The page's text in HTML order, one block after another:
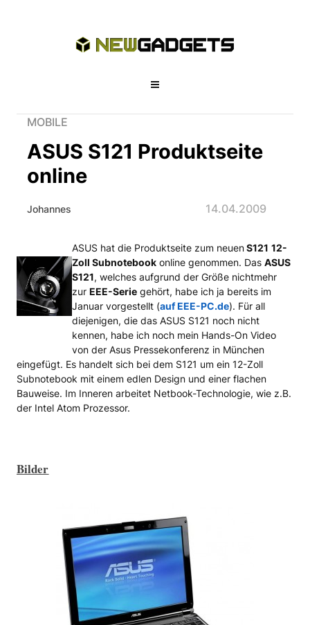
MOBILE
ASUS S121 Produktseite
online
Johannes 14.04.2009
ASUS S121 Produktseite online
ASUS hat die Produktseite zum neuenS121 12-
Zoll Subnotebookonline genommen. Das ASUS
S121, welches aufgrund der Größe nichtmehr
zur EEE-Seriegehört, habe ich ja bereits im
Januar vorgestellt (auf EEE-PC.de). Für all
diejenigen, die das ASUS S121 noch nicht
kennen, habe ich noch mein Hands-On Video
von der Asus Pressekonferenz in München
eingefügt. Es handelt sich bei dem S121 um ein 12-Zoll
Subnotebook mit einem edlen Design und einer flachen
Bauweise. Im Inneren arbeitet Netbook-Technologie, wie z.B.
der Intel Atom Prozessor.
Bilder